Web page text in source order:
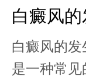
白癜风
白癜风的发
是一种常